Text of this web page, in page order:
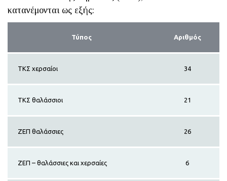
κατανέμονται ως εξής:
Τύπος Αριθμός
ΤΚΣ χερσαίοι 34
ΤΚΣ θαλάσσιοι 21
ΖΕΠ θαλάσσιες 26
ΖΕΠ – θαλάσσιες και χερσαίες 6